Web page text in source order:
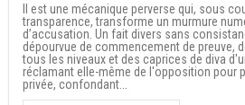
Il est une mécanique perverse qui, sous
transparence, transforme un murmure
d’accusation. Un fait divers sans
dépourvue de commencement de preuve,
tous les niveaux et des caprices de diva
réclamant elle-même de l'opposition pour
privée, confondant...